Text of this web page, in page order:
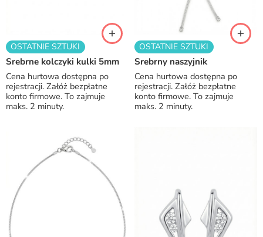
OSTATNIE SZTUKI
Srebrne kolczyki kulki 5mm
Cena hurtowa dostępna po
rejestracji. Załóż bezpłatne
konto firmowe. To zajmuje
maks. 2 minuty.
OSTATNIE SZTUKI
Srebrny naszyjnik
Cena hurtowa dostępna po
rejestracji. Załóż bezpłatne
konto firmowe. To zajmuje
maks. 2 minuty.